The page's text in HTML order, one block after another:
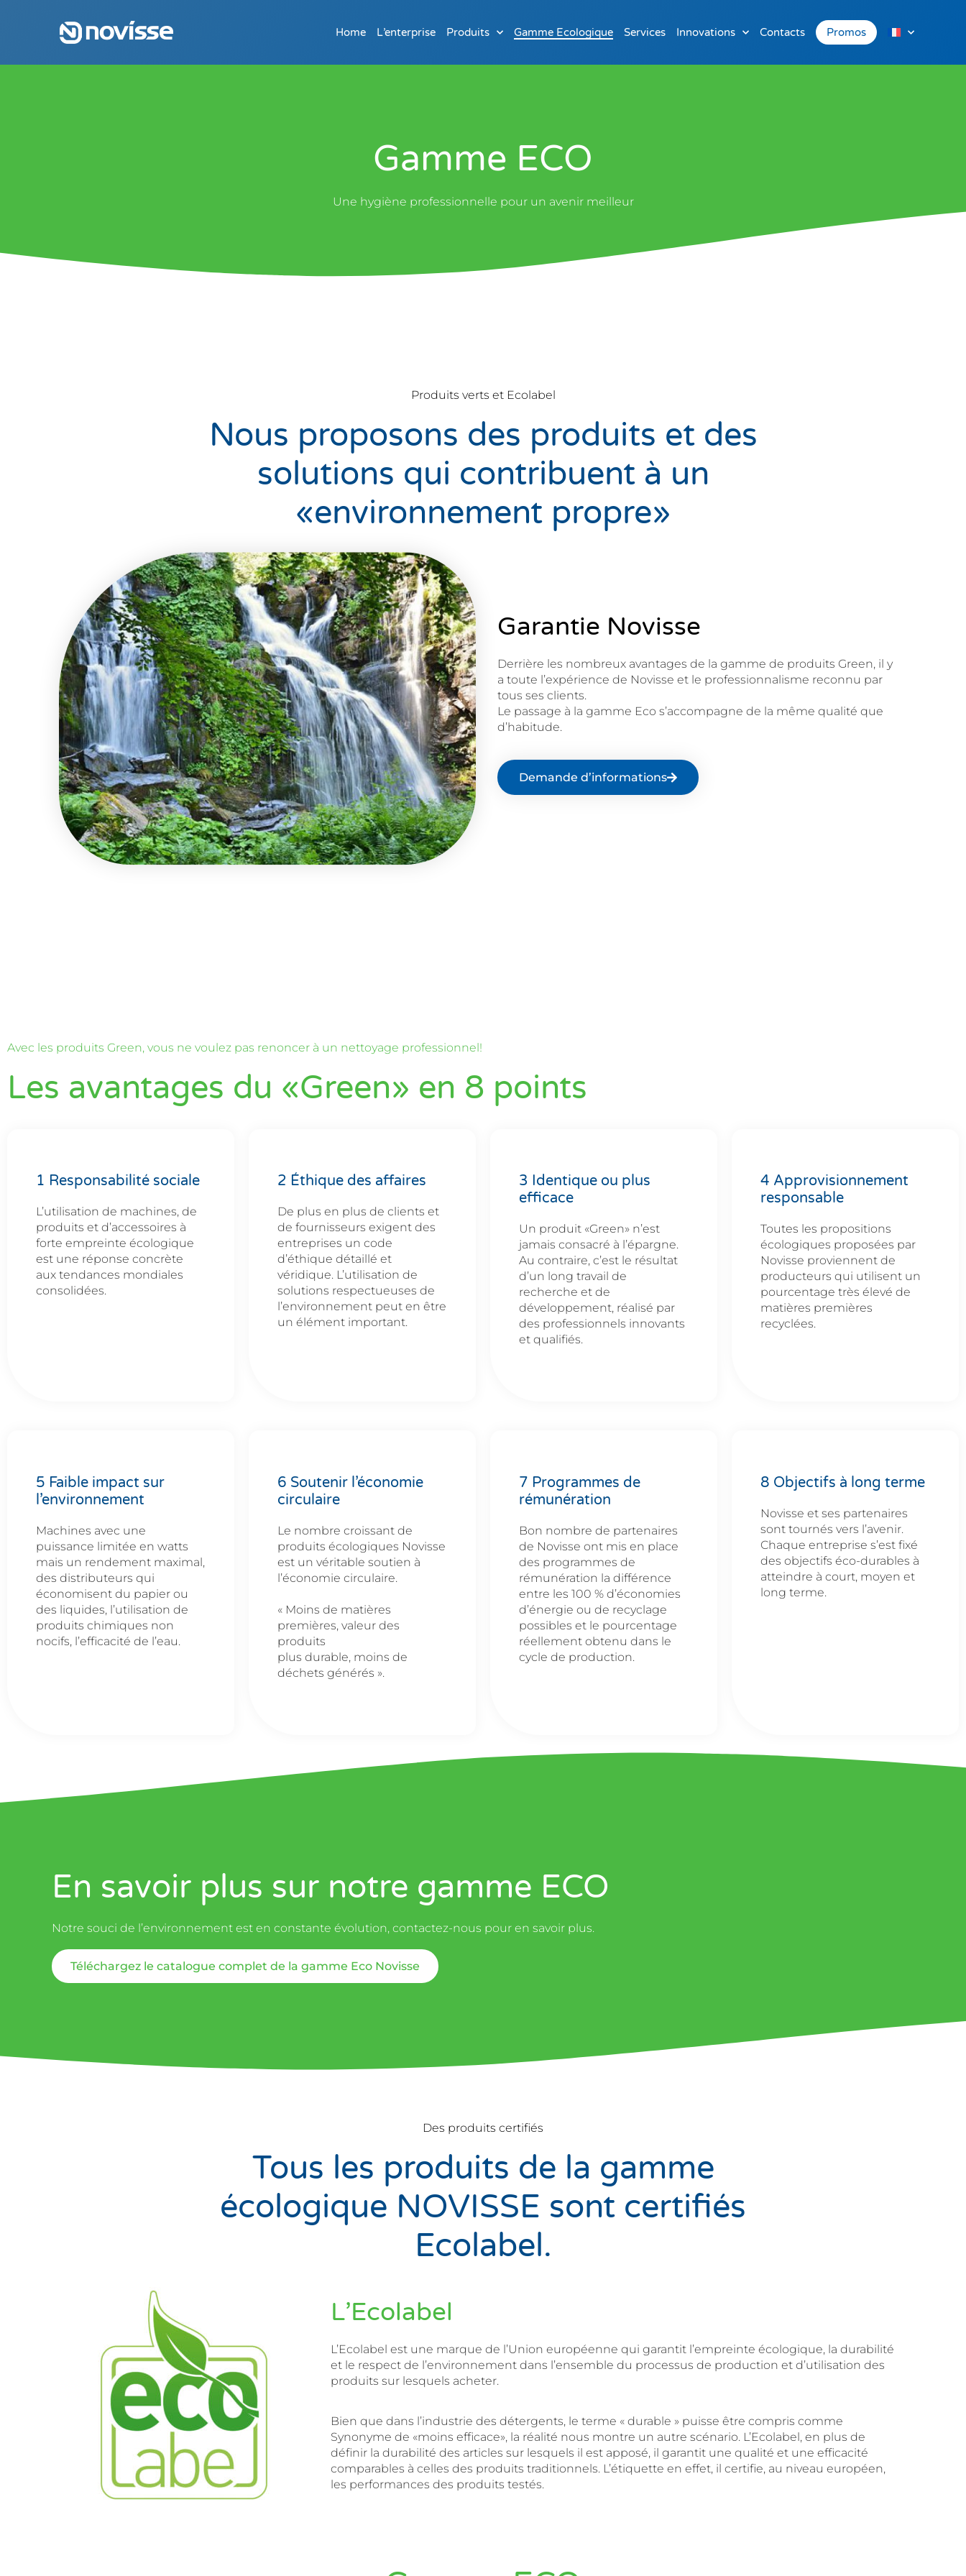
Home L’enterprise Produits Gamme Ecologique Services Innovations Contacts Promos
Gamme ECO
Une hygiène professionnelle pour un avenir meilleur
Produits verts et Ecolabel
Nous proposons des produits et des
solutions qui contribuent à un
«environnement propre»
Garantie Novisse
Derrière les nombreux avantages de la gamme de produits Green, il y
a toute l’expérience de Novisse et le professionnalisme reconnu par
tous ses clients.
Le passage à la gamme Eco s’accompagne de la même qualité que
d’habitude.
Demande d’informations
Avec les produits Green, vous ne voulez pas renoncer à un nettoyage professionnel!
Les avantages du «Green» en 8 points
1 Responsabilité sociale
L’utilisation de machines, de
produits et d’accessoires à
forte empreinte écologique
est une réponse concrète
aux tendances mondiales
consolidées.
2 Éthique des affaires
De plus en plus de clients et
de fournisseurs exigent des
entreprises un code
d’éthique détaillé et
véridique. L’utilisation de
solutions respectueuses de
l’environnement peut en être
un élément important.
3 Identique ou plus
efficace
Un produit «Green» n’est
jamais consacré à l’épargne.
Au contraire, c’est le résultat
d’un long travail de
recherche et de
développement, réalisé par
des professionnels innovants
et qualifiés.
4 Approvisionnement
responsable
Toutes les propositions
écologiques proposées par
Novisse proviennent de
producteurs qui utilisent un
pourcentage très élevé de
matières premières
recyclées.
5 Faible impact sur
l’environnement
Machines avec une
puissance limitée en watts
mais un rendement maximal,
des distributeurs qui
économisent du papier ou
des liquides, l’utilisation de
produits chimiques non
nocifs, l’efficacité de l’eau.
6 Soutenir l’économie
circulaire
Le nombre croissant de
produits écologiques Novisse
est un véritable soutien à
l’économie circulaire.
« Moins de matières
premières, valeur des
produits
plus durable, moins de
déchets générés ».
7 Programmes de
rémunération
Bon nombre de partenaires
de Novisse ont mis en place
des programmes de
rémunération la différence
entre les 100 % d’économies
d’énergie ou de recyclage
possibles et le pourcentage
réellement obtenu dans le
cycle de production.
8 Objectifs à long terme
Novisse et ses partenaires
sont tournés vers l’avenir.
Chaque entreprise s’est fixé
des objectifs éco-durables à
atteindre à court, moyen et
long terme.
En savoir plus sur notre gamme ECO
Notre souci de l’environnement est en constante évolution, contactez-nous pour en savoir plus.
Téléchargez le catalogue complet de la gamme Eco Novisse
Des produits certifiés
Tous les produits de la gamme
écologique NOVISSE sont certifiés
Ecolabel.
L’Ecolabel
L’Ecolabel est une marque de l’Union européenne qui garantit l’empreinte écologique, la durabilité
et le respect de l’environnement dans l’ensemble du processus de production et d’utilisation des
produits sur lesquels acheter.
Bien que dans l’industrie des détergents, le terme « durable » puisse être compris comme
Synonyme de «moins efficace», la réalité nous montre un autre scénario. L’Ecolabel, en plus de
définir la durabilité des articles sur lesquels il est apposé, il garantit une qualité et une efficacité
comparables à celles des produits traditionnels. L’étiquette en effet, il certifie, au niveau européen,
les performances des produits testés.